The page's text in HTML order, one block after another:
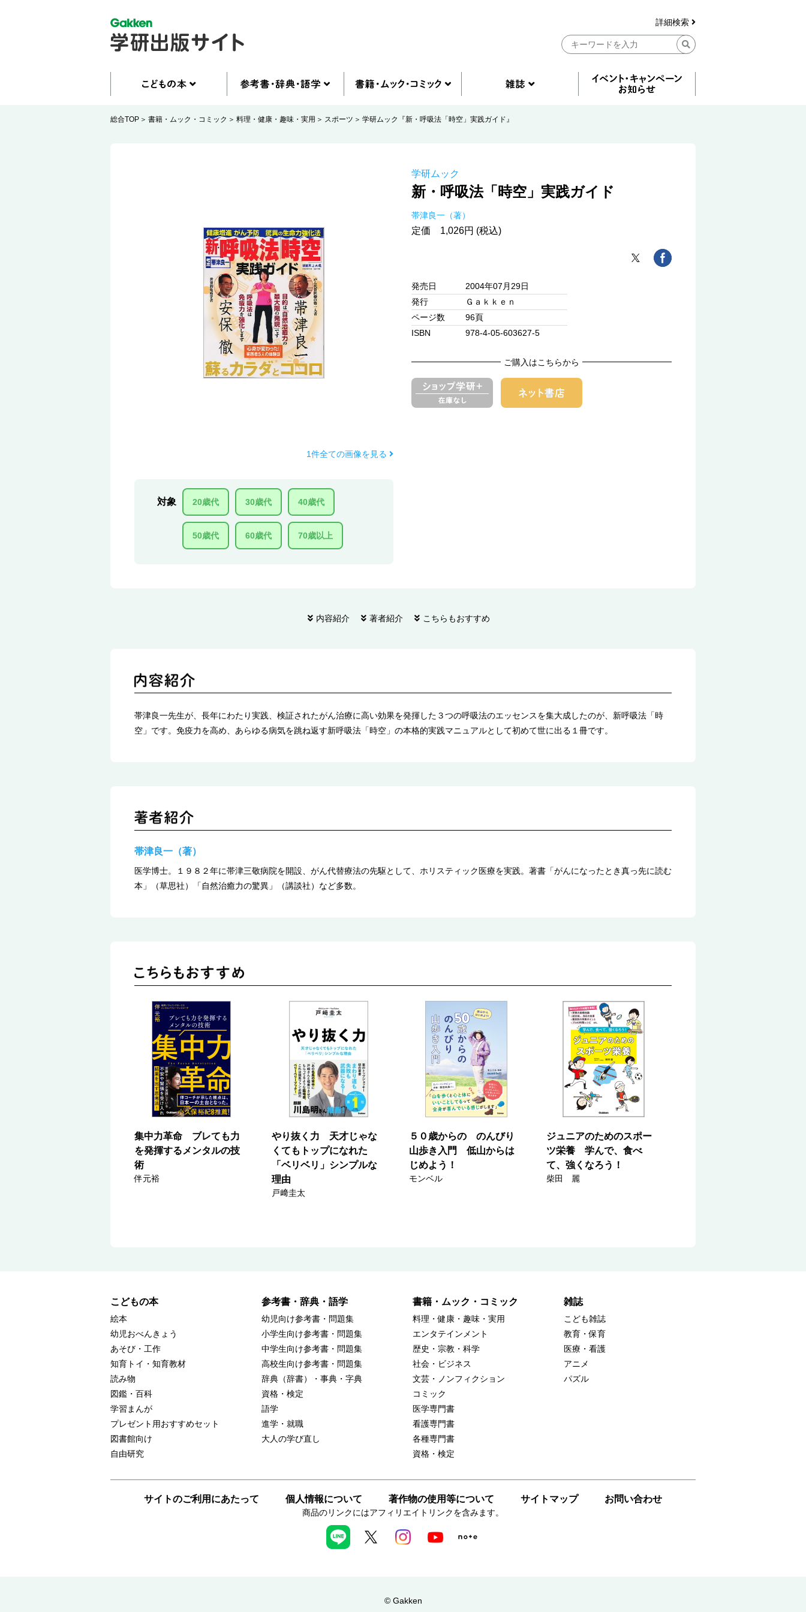
詳細検索
総合TOP 書籍・ムック・コミック 料理・健康・趣味・実用 スポーツ 学研ムック『新・呼吸法「時空」実践ガイド』
1件全ての画像を見る
対象 20歳代 30歳代 40歳代
50歳代 60歳代 70歳以上
学研ムック
新・呼吸法「時空」実践ガイド
帯津良一（著）
定価 1,026円 (税込)
発売日
2004年07月29日
発行
Ｇａｋｋｅｎ
ページ数
96頁
ISBN
978-4-05-603627-5
ご購入はこちらから
内容紹介 著者紹介 こちらもおすすめ
帯津良一先生が、長年にわたり実践、検証されたがん治療に高い効果を発揮した３つの呼吸法のエッセンスを集大成したのが、新呼吸法「時
空」です。免疫力を高め、あらゆる病気を跳ね返す新呼吸法「時空」の本格的実践マニュアルとして初めて世に出る１冊です。
帯津良一（著）
医学博士。１９８２年に帯津三敬病院を開設、がん代替療法の先駆として、ホリスティック医療を実践。著書「がんになったとき真っ先に読む
本」（草思社）「自然治癒力の驚異」（講談社）など多数。
集中力革命 ブレても力
を発揮するメンタルの技
術
伴元裕
やり抜く力 天才じゃな
くてもトップになれた
「ベリベリ」シンプルな
理由
戸﨑圭太
５０歳からの のんびり
山歩き入門 低山からは
じめよう！
モンベル
ジュニアのためのスポー
ツ栄養 学んで、食べ
て、強くなろう！
柴田 麗
こどもの本
絵本
幼児おべんきょう
あそび・工作
知育トイ・知育教材
読み物
図鑑・百科
学習まんが
プレゼント用おすすめセット
図書館向け
自由研究
参考書・辞典・語学
幼児向け参考書・問題集
小学生向け参考書・問題集
中学生向け参考書・問題集
高校生向け参考書・問題集
辞典（辞書）・事典・字典
資格・検定
語学
進学・就職
大人の学び直し
書籍・ムック・コミック
料理・健康・趣味・実用
エンタテインメント
歴史・宗教・科学
社会・ビジネス
文芸・ノンフィクション
コミック
医学専門書
看護専門書
各種専門書
資格・検定
雑誌
こども雑誌
教育・保育
医療・看護
アニメ
パズル
サイトのご利用にあたって 個人情報について 著作物の使用等について サイトマップ お問い合わせ
商品のリンクにはアフィリエイトリンクを含みます。
© Gakken